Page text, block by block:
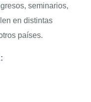
seminarios,
en distintas
países.